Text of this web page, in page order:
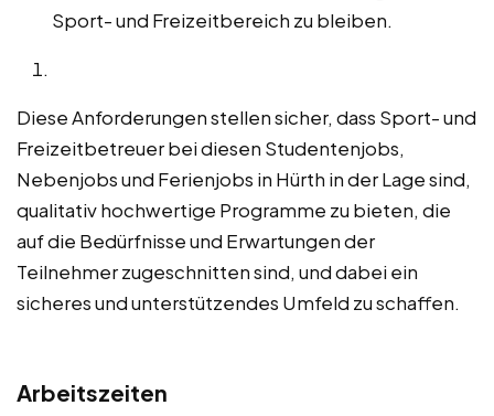
Sport- und Freizeitbereich zu bleiben.
Diese Anforderungen stellen sicher, dass Sport- und
Freizeitbetreuer bei diesen Studentenjobs,
Nebenjobs und Ferienjobs in Hürth in der Lage sind,
qualitativ hochwertige Programme zu bieten, die
auf die Bedürfnisse und Erwartungen der
Teilnehmer zugeschnitten sind, und dabei ein
sicheres und unterstützendes Umfeld zu schaffen.
Arbeitszeiten